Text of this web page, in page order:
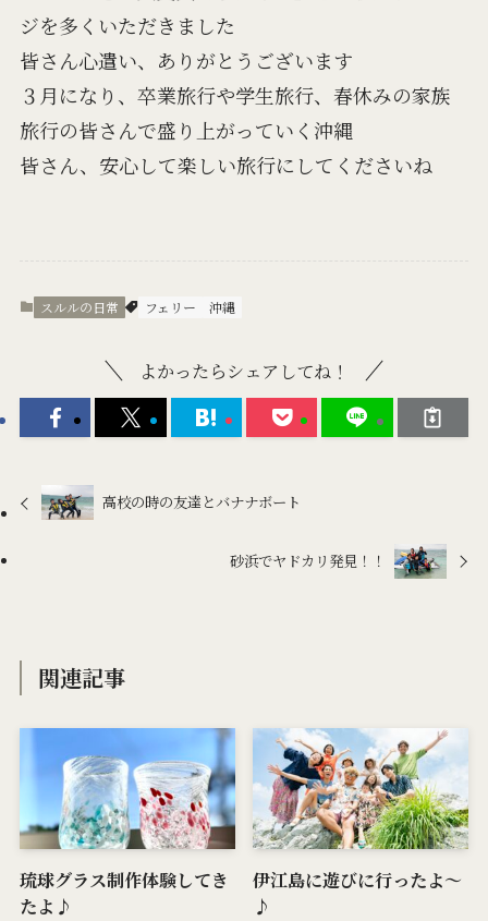
ジを多くいただきました
皆さん心遣い、ありがとうございます
３月になり、卒業旅行や学生旅行、春休みの家族
旅行の皆さんで盛り上がっていく沖縄
皆さん、安心して楽しい旅行にしてくださいね
スルルの日常 フェリー 沖縄
よかったらシェアしてね！
高校の時の友達とバナナボート
砂浜でヤドカリ発見！！
関連記事
琉球グラス制作体験してき
たよ♪
伊江島に遊びに行ったよ〜
♪